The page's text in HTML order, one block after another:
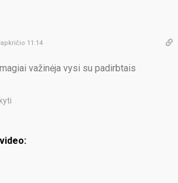
11:14
važinėja vysi su padirbtais